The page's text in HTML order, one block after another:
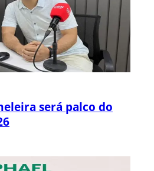
será palco do